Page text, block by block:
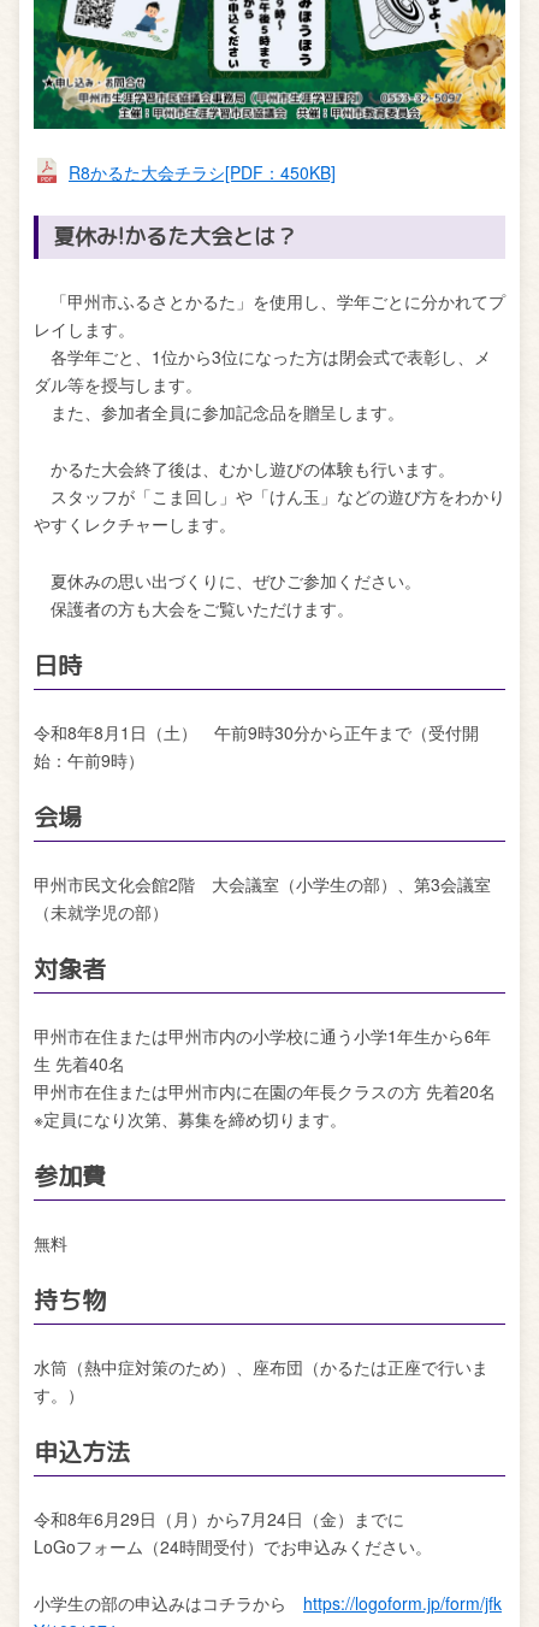
R8かるた大会チラシ[PDF：450KB]
夏休み!かるた大会とは？
「甲州市ふるさとかるた」を使用し、学年ごとに分かれてプ
レイします。
各学年ごと、1位から3位になった方は閉会式で表彰し、メ
ダル等を授与します。
また、参加者全員に参加記念品を贈呈します。
かるた大会終了後は、むかし遊びの体験も行います。
スタッフが「こま回し」や「けん玉」などの遊び方をわかり
やすくレクチャーします。
夏休みの思い出づくりに、ぜひご参加ください。
保護者の方も大会をご覧いただけます。
日時
令和8年8月1日（土） 午前9時30分から正午まで（受付開
始：午前9時）
会場
甲州市民文化会館2階 大会議室（小学生の部）、第3会議室
（未就学児の部）
対象者
甲州市在住または甲州市内の小学校に通う小学1年生から6年
生 先着40名
甲州市在住または甲州市内に在園の年長クラスの方 先着20名
※定員になり次第、募集を締め切ります。
参加費
無料
持ち物
水筒（熱中症対策のため）、座布団（かるたは正座で行いま
す。）
申込方法
令和8年6月29日（月）から7月24日（金）までに
LoGoフォーム（24時間受付）でお申込みください。
小学生の部の申込みはコチラから https://logoform.jp/form/jfk